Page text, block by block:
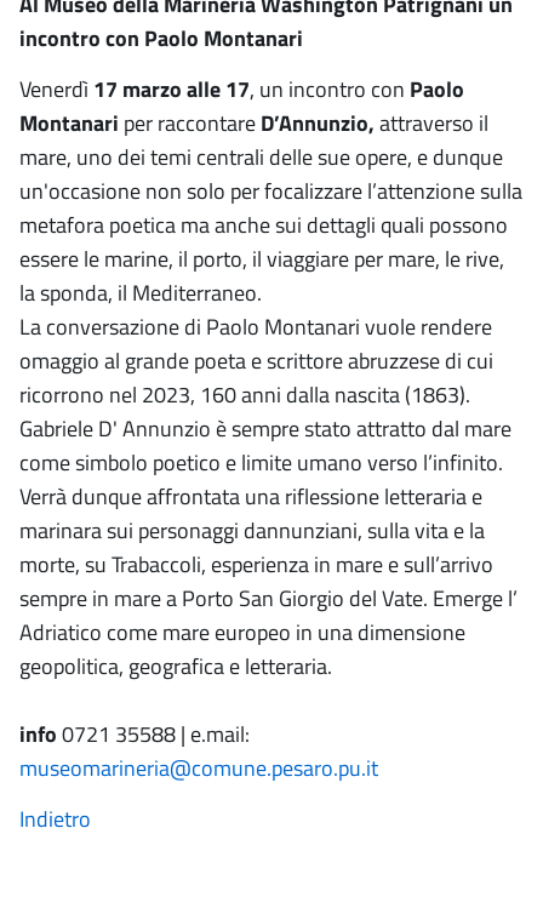
incontro con Paolo Montanari
Venerdì17 marzo alle 17, un incontro con Paolo
Montanari per raccontareD’Annunzio,attraverso il
mare, uno dei temi centrali delle sue opere, e dunque
un'occasione non solo per focalizzare l’attenzione sulla
metafora poetica ma anche sui dettagli quali possono
essere le marine, il porto, il viaggiare per mare, le rive,
la sponda, il Mediterraneo.
La conversazione di Paolo Montanari vuole rendere
omaggio al grande poeta e scrittore abruzzese di cui
ricorrono nel 2023, 160 anni dalla nascita (1863).
Gabriele D' Annunzio è sempre stato attratto dal mare
come simbolo poetico e limite umano verso l’infinito.
Verrà dunque affrontata una riflessione letteraria e
marinara sui personaggi dannunziani, sulla vita e la
morte, su Trabaccoli, esperienza in mare e sull’arrivo
sempre in mare a Porto San Giorgio del Vate. Emerge l’
Adriatico come mare europeo in una dimensione
geopolitica, geografica e letteraria.
info0721 35588 | e.mail:
museomarineria@comune.pesaro.pu.it
Indietro